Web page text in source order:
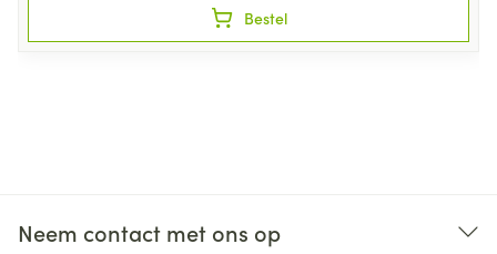
Bestel
Neem contact met ons op